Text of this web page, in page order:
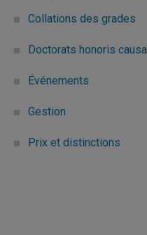
Collations des grades
Doctorats honoris causa
Événements
Gestion
Prix et distinctions